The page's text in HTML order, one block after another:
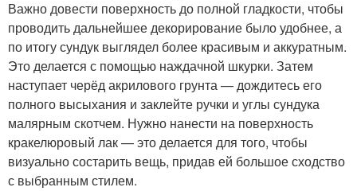
Важно довести поверхность до полной гладкости, чтобы
проводить дальнейшее декорирование было удобнее, а
по итогу сундук выглядел более красивым и аккуратным.
Это делается с помощью наждачной шкурки. Затем
наступает черёд акрилового грунта — дождитесь его
полного высыхания и заклейте ручки и углы сундука
малярным скотчем. Нужно нанести на поверхность
кракелюровый лак — это делается для того, чтобы
визуально состарить вещь, придав ей большое сходство
с выбранным стилем.